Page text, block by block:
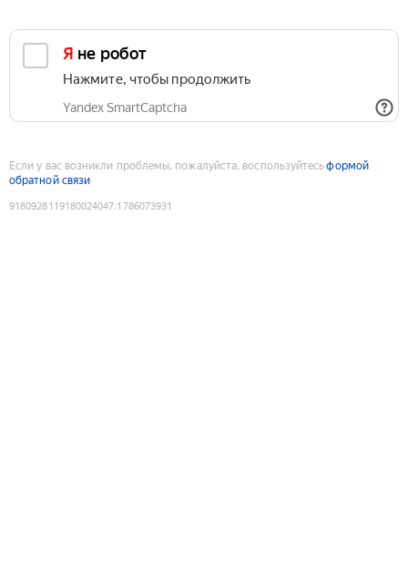
Я не робот
Нажмите, чтобы продолжить
Yandex SmartCaptcha
Если у вас возникли проблемы, пожалуйста, воспользуйтесьформой
обратной связи
9180928119180024047:1786073931